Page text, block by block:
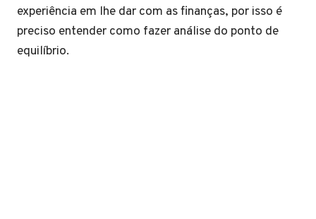
experiência em lhe dar com as finanças, por isso é
preciso entender como fazer análise do ponto de
equilíbrio.